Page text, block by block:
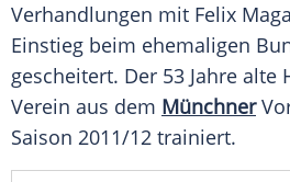
Verhandlungen mit Felix
Einstieg beim ehemaligen
gescheitert. Der 53 Jahre alte
Verein aus dem Münchner
Saison 2011/12 trainiert.